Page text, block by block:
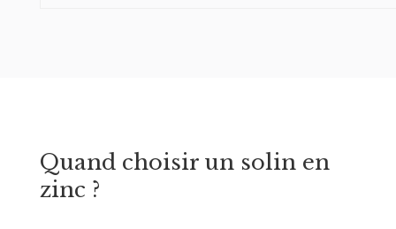
Quand choisir un solin en
zinc ?